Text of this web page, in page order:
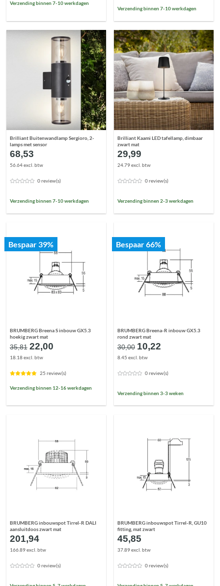
Verzending binnen 7-10 werkdagen
Verzending binnen 7-10 werkdagen
Brilliant Buitenwandlamp Sergioro, 2-
lamps met sensor
68,53
56.64 excl. btw
0 review(s)
Verzending binnen 7-10 werkdagen
Brilliant Kaami LED tafellamp, dimbaar
zwart mat
29,99
24.79 excl. btw
0 review(s)
Verzending binnen 2-3 werkdagen
Bespaar 39%
BRUMBERG Breena S inbouw GX5.3
hoekig zwart mat
35,81 Oorspronkelijke
prijs
€35,81.
22,00Huidige
€22,00.
18.18 excl. btw
25 review(s)
Verzending binnen 12-16 werkdagen
Bespaar 66%
BRUMBERG Breena-R inbouw GX5.3
rond zwart mat
30,00 Oorspronkelijke
prijs
€30,00.
10,22Huidige
€10,22.
8.45 excl. btw
0 review(s)
Verzending binnen 3-3 weken
BRUMBERG inbouwspot Tirrel-R DALI
aansluitdoos zwart mat
201,94
166.89 excl. btw
0 review(s)
BRUMBERG inbouwspot Tirrel-R, GU10
fitting, mat zwart
45,85
37.89 excl. btw
0 review(s)